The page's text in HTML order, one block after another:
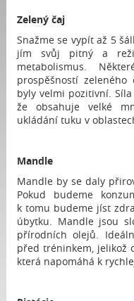
Zelený čaj
Snažme se vypít až 5
jím svůj pitný a
metabolismus.
prospěšností
byly velmi pozitivní.
že obsahuje velké
ukládání tuku v
Mandle
Mandle by se daly
Pokud budeme
k tomu budeme jíst
úbytku. Mandle jsou
přírodních olejů.
před tréninkem, jelikož
která napomáhá k